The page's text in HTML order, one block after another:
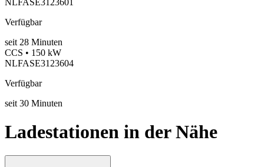
Verfügbar
seit 28 Minuten
CCS • 150 kW
NLFASE3123604
Verfügbar
seit 30 Minuten
Ladestationen in der Nähe